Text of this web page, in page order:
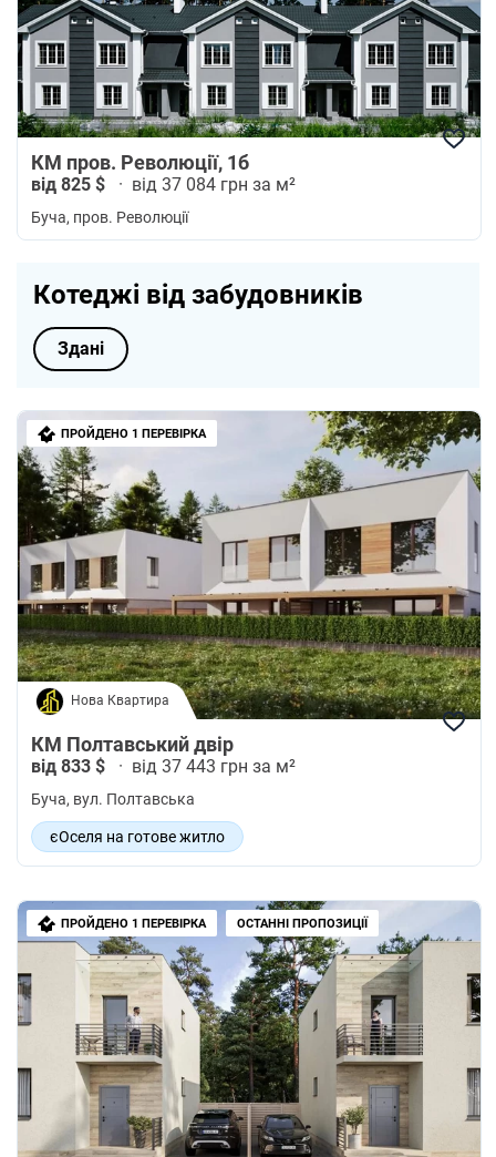
КМ пров. Революції, 1б
від 825 $ · від 37 084 грн за м²
Буча, пров. Революції
Котеджі від забудовників
Здані
ПРОЙДЕНО 1 ПЕРЕВІРКА
Нова Квартира
КМ Полтавський двір
від 833 $ · від 37 443 грн за м²
Буча, вул. Полтавська
єОселя на готове житло
ПРОЙДЕНО 1 ПЕРЕВІРКА ОСТАННІ ПРОПОЗИЦІЇ